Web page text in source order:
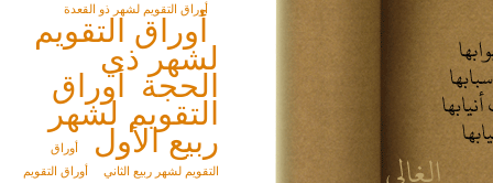
أوراق التقويم لشهر ذو القعدة
أوراق التقويم
لشهر ذي
الحجة أوراق
التقويم لشهر
ربيع الأول
أوراق
التقويم لشهر ربيع الثاني
أوراق التقويم